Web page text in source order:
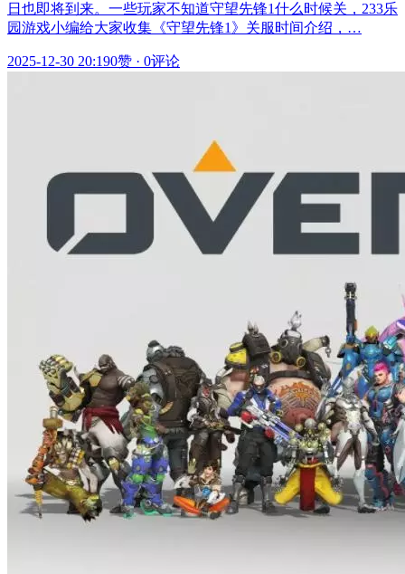
日也即将到来。一些玩家不知道守望先锋1什么时候关，233乐
园游戏小编给大家收集《守望先锋1》关服时间介绍，…
2025-12-30 20:190赞 · 0评论